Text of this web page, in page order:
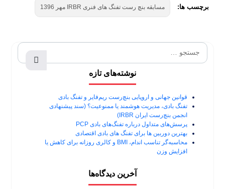
برچسب ها: مسابقه بنچ رست تفنگ های فنری IRBR مهر 1396
نوشته‌های تازه
قوانین جهانی و اروپایی بنچ‌رست ریم‌فایر و تفنگ بادی
تفنگ بادی، مدیریت هوشمند یا ممنوعیت؟ (سند پیشنهادی
انجمن بنچ‌رست ایران IRBR)
پرسش‌های متداول درباره تفنگ‌های بادی PCP
بهترین دوربین ها برای تفنگ های بادی اقتصادی
محاسبه‌گر تناسب اندام، BMI و کالری روزانه برای کاهش یا
افزایش وزن
آخرین دیدگاه‌ها